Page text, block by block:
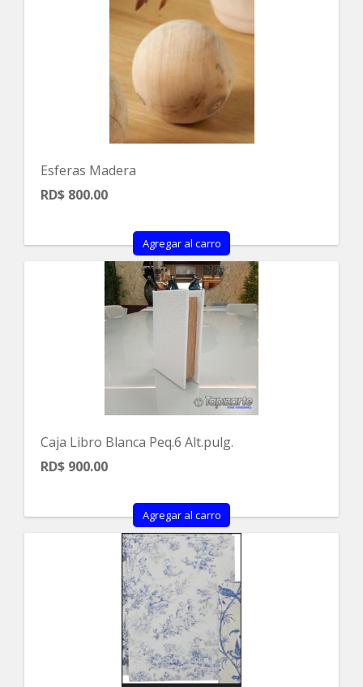
Esferas Madera
RD$ 800.00
Agregar al carro
Caja Libro Blanca Peq.6 Alt.pulg.
RD$ 900.00
Agregar al carro